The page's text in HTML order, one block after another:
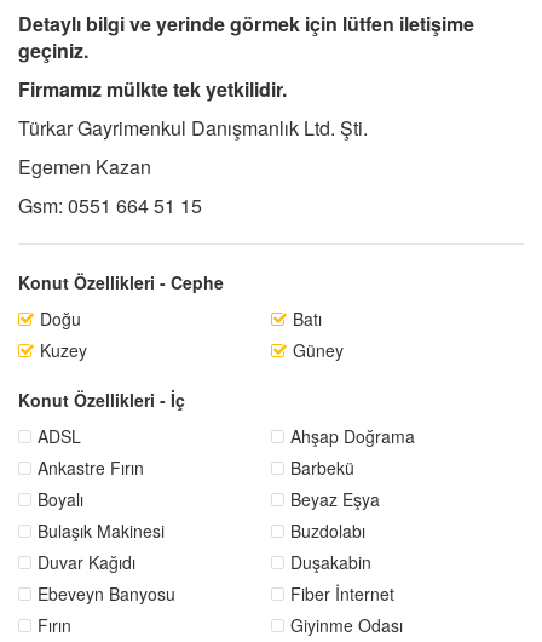
Detaylı bilgi ve yerinde görmek için lütfen iletişime
geçiniz.
Firmamız mülkte tek yetkilidir.
Türkar Gayrimenkul Danışmanlık Ltd. Şti.
Egemen Kazan
Gsm: 0551 664 51 15
Konut Özellikleri - Cephe
Doğu
Batı
Kuzey
Güney
Konut Özellikleri - İç
ADSL
Ahşap Doğrama
Ankastre Fırın
Barbekü
Boyalı
Beyaz Eşya
Bulaşık Makinesi
Buzdolabı
Duvar Kağıdı
Duşakabin
Ebeveyn Banyosu
Fiber İnternet
Fırın
Giyinme Odası